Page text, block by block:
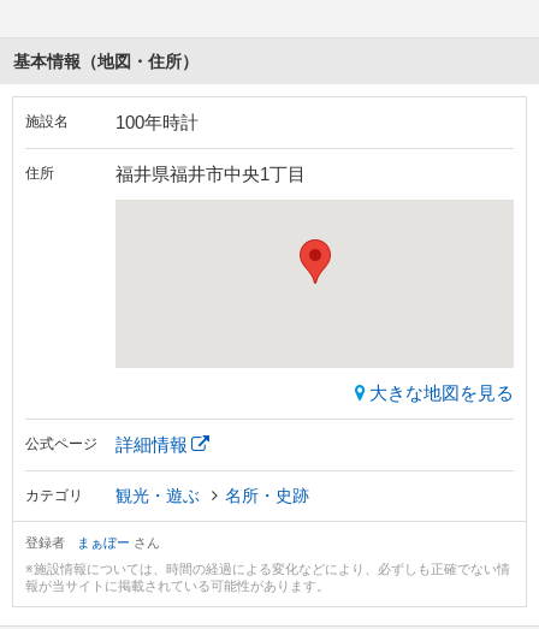
基本情報（地図・住所）
施設名 100年時計
住所 福井県福井市中央1丁目
大きな地図を見る
公式ページ 詳細情報
カテゴリ 観光・遊ぶ 名所・史跡
登録者 まぁぼー さん
※施設情報については、時間の経過による変化などにより、必ずしも正確でない情
報が当サイトに掲載されている可能性があります。